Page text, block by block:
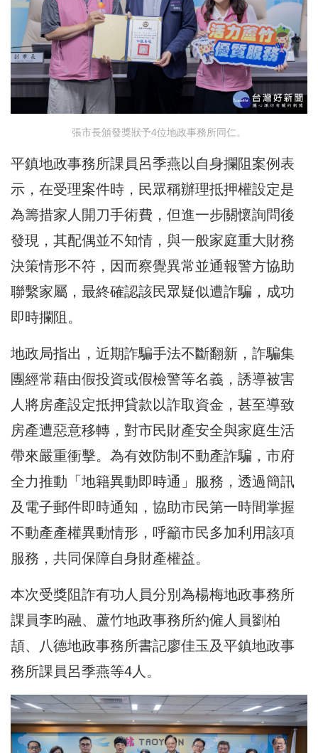
張市長頒發獎狀予4位地政事務所同仁。
平鎮地政事務所課員呂季燕以自身攔阻案例表
示，在受理案件時，民眾稱辦理抵押權設定是
為籌措家人開刀手術費，但進一步關懷詢問後
發現，其配偶並不知情，與一般家庭重大財務
決策情形不符，因而察覺異常並通報警方協助
聯繫家屬，最終確認該民眾疑似遭詐騙，成功
即時攔阻。
地政局指出，近期詐騙手法不斷翻新，詐騙集
團經常藉由假投資或假檢警等名義，誘導被害
人將房產設定抵押貸款以詐取資金，甚至導致
房產遭惡意移轉，對市民財產安全與家庭生活
帶來嚴重衝擊。為有效防制不動產詐騙，市府
全力推動「地籍異動即時通」服務，透過簡訊
及電子郵件即時通知，協助市民第一時間掌握
不動產產權異動情形，呼籲市民多加利用該項
服務，共同保障自身財產權益。
本次受獎阻詐有功人員分別為楊梅地政事務所
課員李昀融、蘆竹地政事務所約僱人員劉柏
頡、八德地政事務所書記廖佳玉及平鎮地政事
務所課員呂季燕等4人。